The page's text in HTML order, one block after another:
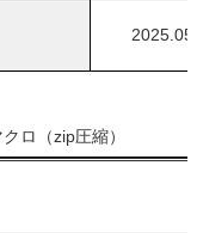
2025.05
ロ（zip圧縮）